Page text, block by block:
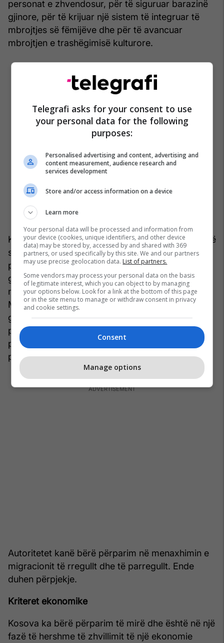
personat e zhvendosur, për të siguruar barazinë
gjinore, për të krijuar një sistem të integruar të
mbrojtjes së fëmijëve dhe për të avancuar
mbrojtjen e trashëgimisë kulturore.
Kosova ka një nivel të përgatitjes në fushën e lirisë
së shprehjes dhe nuk ka pasur progres gjatë
periudhës raportuese. Liria e shprehjes është e
garantuar në Kushtetutë dhe Kosova përfiton nga
një mjedis mediatik pluralist dhe i gjallë.
Megjithatë, kërcënimet dhe sulmet kundër
gazetarëve kanë vazhduar. Kuvendi ka treguar
përkushtim të kufizuar në gjetjen e një zgjidhjeje
për financimin e qëndrueshëm të transmetuesit
publik (RTK), duke e lënë atë në presion politik.
Autoritetet kanë bërë përparim në menaxhimin e
migracionit të rregullt dhe të parregullt. Ende
duhen përpjekje.
Kriteret ekonomike
Kosova ka bërë përparim të mirë dhe është në një
fazë të hershme të zhvillimit të një ekonomie
Telegrafi asks for your consent to use
your personal data for the following
purposes:
Personalised advertising and content, advertising and
content measurement, audience research and
services development
Store and/or access information on a device
Learn more
Your personal data will be processed and information from
your device (cookies, unique identifiers, and other device
data) may be stored by, accessed by and shared with 369
partners, or used specifically by this site. We and our partners
may use precise geolocation data. List of partners.
Some vendors may process your personal data on the basis
of legitimate interest, which you can object to by managing
your options below. Look for a link at the bottom of this page
or in the site menu to manage or withdraw consent in privacy
and cookie settings.
Consent
Manage options